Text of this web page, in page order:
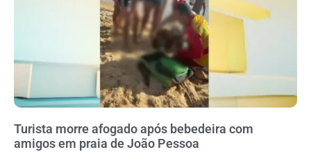
Turista morre afogado após bebedeira com
amigos em praia de João Pessoa